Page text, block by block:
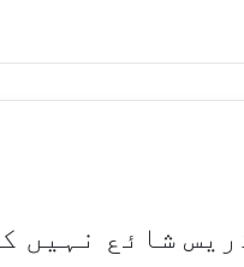
شائع نہیں